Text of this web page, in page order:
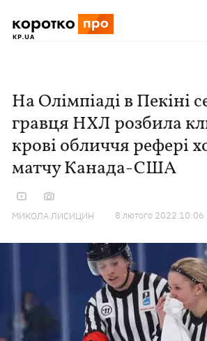
На Олімпіаді в Пекіні
гравця НХЛ розбила
крові обличчя рефері
матчу Канада-США
МИКОЛА ЛИСИЦИН 8 лютого 2022 10:06